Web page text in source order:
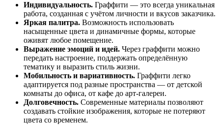
Индивидуальность. Граффити — это всегда уникальная
работа, созданная с учётом личности и вкусов заказчика.
Яркая палитра. Возможность использовать
насыщенные цвета и динамичные формы, которые
оживят любое помещение.
Выражение эмоций и идей. Через граффити можно
передать настроение, поддержать определённую
тематику и выразить стиль жизни.
Мобильность и вариативность. Граффити легко
адаптируется под разные пространства — от детской
комнаты до офиса, от кафе до арт-галереи.
Долговечность. Современные материалы позволяют
создавать стойкие изображения, которые не потеряют
цвета со временем.